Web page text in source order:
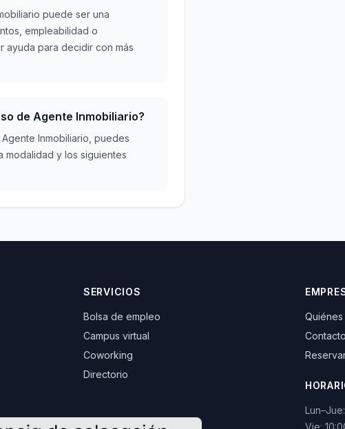
puede ser una
empleabilidad o
ayuda para decidir con más
de Agente Inmobiliario?
Inmobiliario, puedes
modalidad y los siguientes
SERVICIOS
Bolsa de empleo
Campus virtual
Coworking
Directorio
Quiénes
Contacto